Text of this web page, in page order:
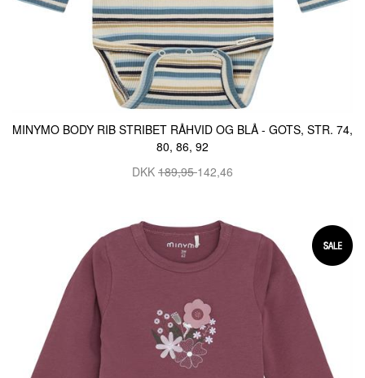
MINYMO BODY RIB STRIBET RÅHVID OG BLÅ - GOTS, STR. 74,
80, 86, 92
DKK 189,95142,46